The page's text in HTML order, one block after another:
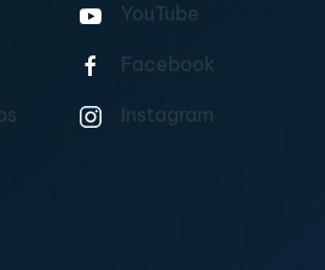
YouTube
Facebook
Instagram